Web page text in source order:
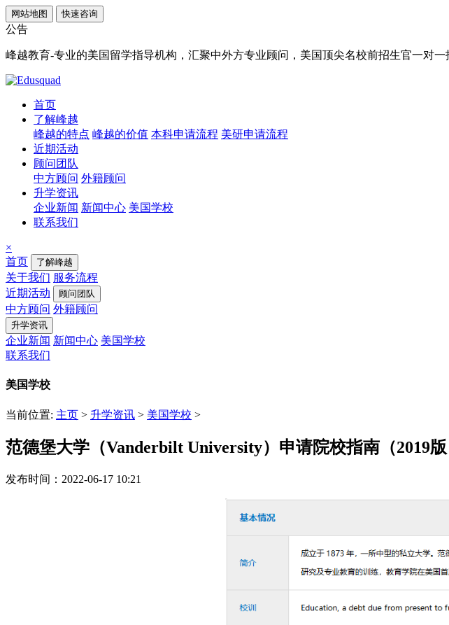
网站地图 快速咨询
公告
峰越教育-专业的美国留学指导机构，汇聚中外方专业顾问，美国顶尖名校前招生官一对
首页
了解峰越
峰越的特点 峰越的价值 本科申请流程 美研申请流程
近期活动
顾问团队
中方顾问 外籍顾问
升学资讯
企业新闻 新闻中心 美国学校
联系我们
×
首页
了解峰越
关于我们 服务流程
近期活动
顾问团队
中方顾问 外籍顾问
升学资讯
企业新闻 新闻中心 美国学校
联系我们
美国学校
当前位置: 主页 > 升学资讯 > 美国学校 >
范德堡大学（Vanderbilt University）申请院校指南（2019版
发布时间：2022-06-17 10:21